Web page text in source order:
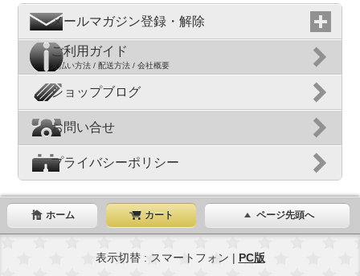
メールマガジン登録・解除
ご利用ガイド
支払い方法 / 配送方法 / 会社概要
ショップブログ
お問い合せ
プライバシーポリシー
ホーム カート ページ先頭へ
表示切替 : スマートフォン | PC版